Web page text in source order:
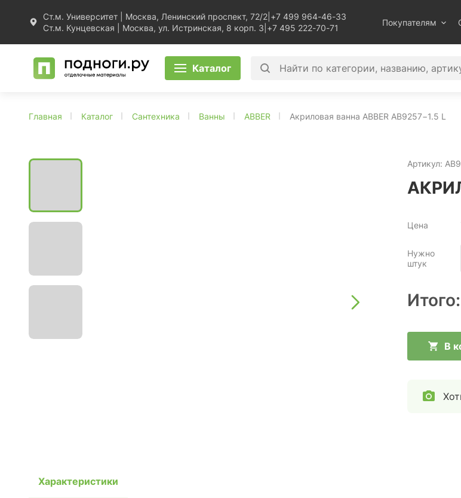
Ст.м. Университет | Москва, Ленинский проспект, 72/2 +7 499 964-46-33
Ст.м. Кунцевская | Москва, ул. Истринская, 8 корп. 3 +7 495 222-70-71
Покупателям
Каталог
Главная Каталог Сантехника Ванны ABBER Акриловая ванна ABBER AB9257−1.5 L
Артикул:
Цена
Нужно
штук
Итого:
В
Характеристики